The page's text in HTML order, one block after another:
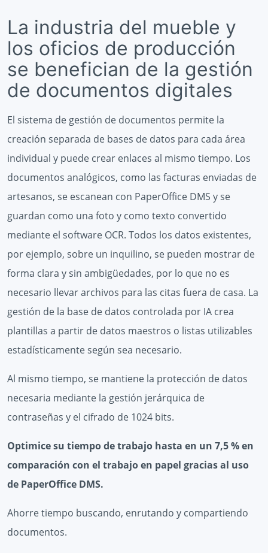
La industria del mueble y
los oficios de producción
se benefician de la gestión
de documentos digitales
El sistema de gestión de documentos permite la
creación separada de bases de datos para cada área
individual y puede crear enlaces al mismo tiempo. Los
documentos analógicos, como las facturas enviadas de
artesanos, se escanean con PaperOffice DMS y se
guardan como una foto y como texto convertido
mediante el software OCR. Todos los datos existentes,
por ejemplo, sobre un inquilino, se pueden mostrar de
forma clara y sin ambigüedades, por lo que no es
necesario llevar archivos para las citas fuera de casa. La
gestión de la base de datos controlada por IA crea
plantillas a partir de datos maestros o listas utilizables
estadísticamente según sea necesario.
Al mismo tiempo, se mantiene la protección de datos
necesaria mediante la gestión jerárquica de
contraseñas y el cifrado de 1024 bits.
Optimice su tiempo de trabajo hasta en un 7,5 % en
comparación con el trabajo en papel gracias al uso
de PaperOffice DMS.
Ahorre tiempo buscando, enrutando y compartiendo
documentos.